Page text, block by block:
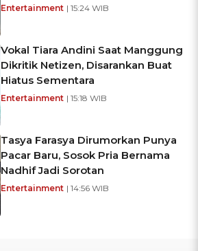
Entertainment | 15:24 WIB
Vokal Tiara Andini Saat Manggung
Dikritik Netizen, Disarankan Buat
Hiatus Sementara
Entertainment | 15:18 WIB
Tasya Farasya Dirumorkan Punya
Pacar Baru, Sosok Pria Bernama
Nadhif Jadi Sorotan
Entertainment | 14:56 WIB